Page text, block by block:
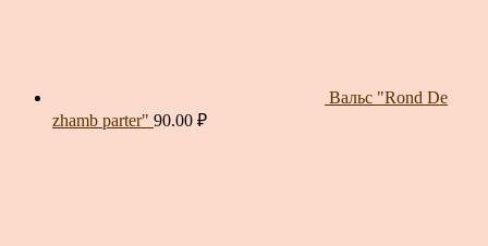
Вальс "Rond De
zhamb parter" 90.00 ₽